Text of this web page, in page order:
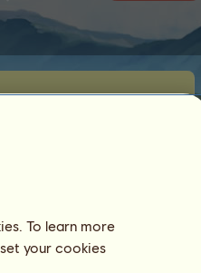
To learn more
your cookies